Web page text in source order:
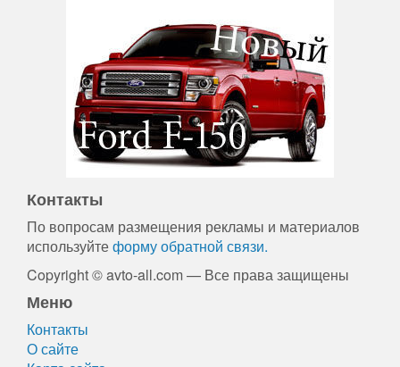
Контакты
По вопросам размещения рекламы и материалов
используйтеформу обратной связи.
Copyright © avto-all.com — Все права защищены
Меню
Контакты
О сайте